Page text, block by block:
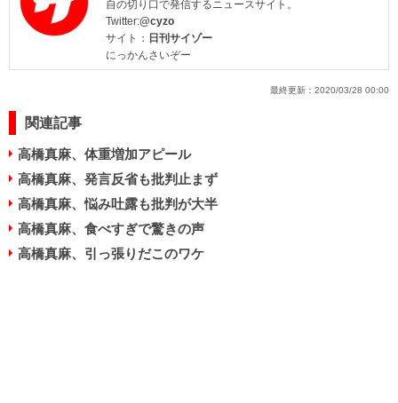
自の切り口で発信するニュースサイト。
Twitter:@cyzo
サイト： 日刊サイゾー
にっかんさいぞー
最終更新： 2020/03/28 00:00
関連記事
高橋真麻、体重増加アピール
高橋真麻、発言反省も批判止まず
高橋真麻、悩み吐露も批判が大半
高橋真麻、食べすぎで驚きの声
高橋真麻、引っ張りだこのワケ